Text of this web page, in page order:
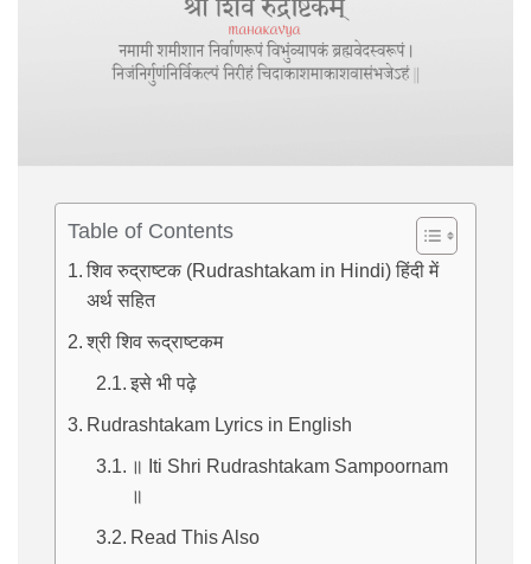
Table of Contents
शिव रुद्राष्टक (Rudrashtakam in Hindi) हिंदी में
अर्थ सहित
श्री शिव रूद्राष्टकम
इसे भी पढ़े
Rudrashtakam Lyrics in English
॥ Iti Shri Rudrashtakam Sampoornam
॥
Read This Also